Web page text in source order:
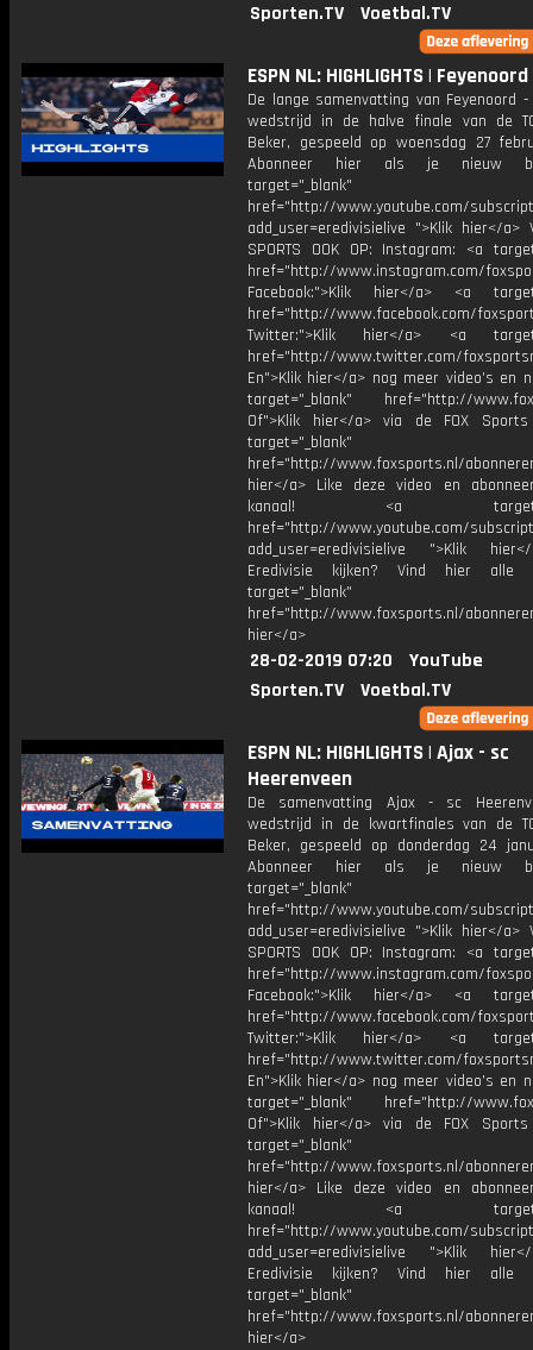
Sporten.TV
Voetbal.TV
ESPN NL: HIGHLIGHTS |
De lange samenvatting van Feyenoord
wedstrijd in de halve finale van de
Beker, gespeeld op woensdag 27
Abonneer hier als je nieuw
target="_blank"
href="http://www.youtube.com/
add_user=eredivisielive ">Klik hier</a>
SPORTS OOK OP: Instagram: <a
href="http://www.instagram.com/
Facebook:">Klik hier</a> <a
href="http://www.facebook.com/
Twitter:">Klik hier</a> <a
href="http://www.twitter.com/
En">Klik hier</a> nog meer video’s en
target="_blank" href="http://
Of">Klik hier</a> via de FOX
target="_blank"
href="http://www.foxsports.nl/
hier</a> Like deze video en
kanaal! <a
href="http://www.youtube.com/
add_user=eredivisielive ">Klik
Eredivisie kijken? Vind hier alle
target="_blank"
href="http://www.foxsports.nl/
hier</a>
28-02-2019 07:20
YouTube
Sporten.TV
Voetbal.TV
ESPN NL: HIGHLIGHTS | Ajax - sc
Heerenveen
De samenvatting Ajax - sc
wedstrijd in de kwartfinales van de
Beker, gespeeld op donderdag 24
Abonneer hier als je nieuw
target="_blank"
href="http://www.youtube.com/
add_user=eredivisielive ">Klik hier</a>
SPORTS OOK OP: Instagram: <a
href="http://www.instagram.com/
Facebook:">Klik hier</a> <a
href="http://www.facebook.com/
Twitter:">Klik hier</a> <a
href="http://www.twitter.com/
En">Klik hier</a> nog meer video’s en
target="_blank" href="http://
Of">Klik hier</a> via de FOX
target="_blank"
href="http://www.foxsports.nl/
hier</a> Like deze video en
kanaal! <a
href="http://www.youtube.com/
add_user=eredivisielive ">Klik
Eredivisie kijken? Vind hier alle
target="_blank"
href="http://www.foxsports.nl/
hier</a>